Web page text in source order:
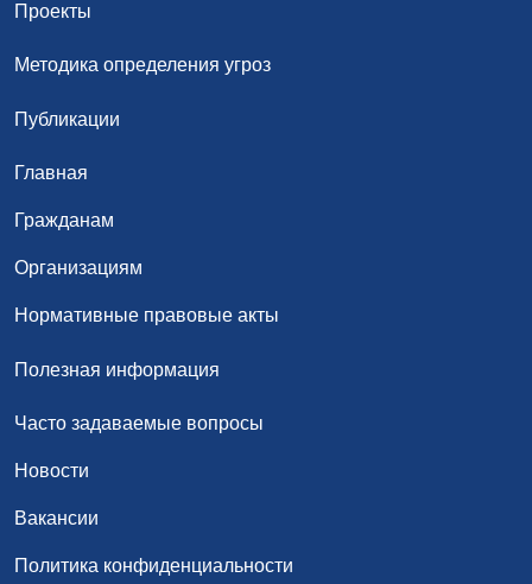
Проекты
Методика определения угроз
Публикации
Главная
Гражданам
Организациям
Нормативные правовые акты
Полезная информация
Часто задаваемые вопросы
Новости
Вакансии
Политика конфиденциальности